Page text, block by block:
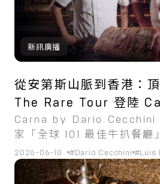
新訊廣播
從安第斯山脈到香港：
The Rare Tour 登陸
Carna by Dario
家「全球 101 最佳牛扒餐廳
2026-06-10 #Dario Cecchini #Luis